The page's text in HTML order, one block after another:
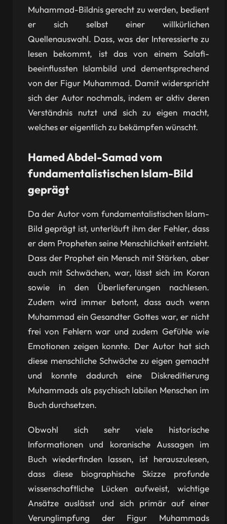
Muhammad-Bildnis gerecht zu werden, bedient
er sich selbst einer willkürlichen
Quellenauswahl. Dass, was der Interessierte zu
lesen bekommt, ist das von einem Salafi-
beeinflussten Islambild und dementsprechend
von der Figur Muhammad. Damit widerspricht
sich der Autor nochmals, indem er aktiv deren
Verständnis nutzt und sich zu eigen macht,
welches er eigentlich zu bekämpfen wünscht.
Hamed Abdel-Samad vom
fundamentalistischen Islam-Bild
geprägt
Da der Autor vom fundamentalistischen Islam-
Bild geprägt ist, unterläuft ihm der Fehler, dass
er dem Propheten seine Menschlichkeit entzieht.
Dass der Prophet ein Mensch mit Stärken, aber
auch mit Schwächen, war, lässt sich im Koran
sowie in den Überlieferungen nachlesen.
Zudem wird immer betont, dass auch wenn
Muhammad ein Gesandter Gottes war, er nicht
frei von Fehlern war und zudem Gefühle wie
Emotionen zeigen konnte. Der Autor hat sich
diese menschliche Schwäche zu eigen gemacht
und konnte dadurch eine Diskreditierung
Muhammads als psychisch labilen Menschen im
Buch durchsetzen.
Obwohl sich sehr viele historische
Informationen und koranische Aussagen im
Buch wiederfinden lassen, ist herauszulesen,
dass diese biographische Skizze profunde
wissenschaftliche Lücken aufweist, wichtige
Ansätze auslässt und sich primär auf einer
Verunglimpfung der Figur Muhammads